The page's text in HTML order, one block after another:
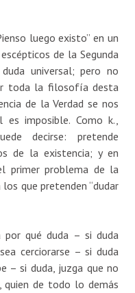
luego existo” en un
de la Segunda
universal; pero no
toda la filosofía desta
de la Verdad se nos
es imposible. Como k.,
decirse: pretende
de la existencia; y en
primer problema de la
los que pretenden “dudar
por qué duda – si duda
cerciorarse – si duda
– si duda, juzga que no
quien de todo lo demás